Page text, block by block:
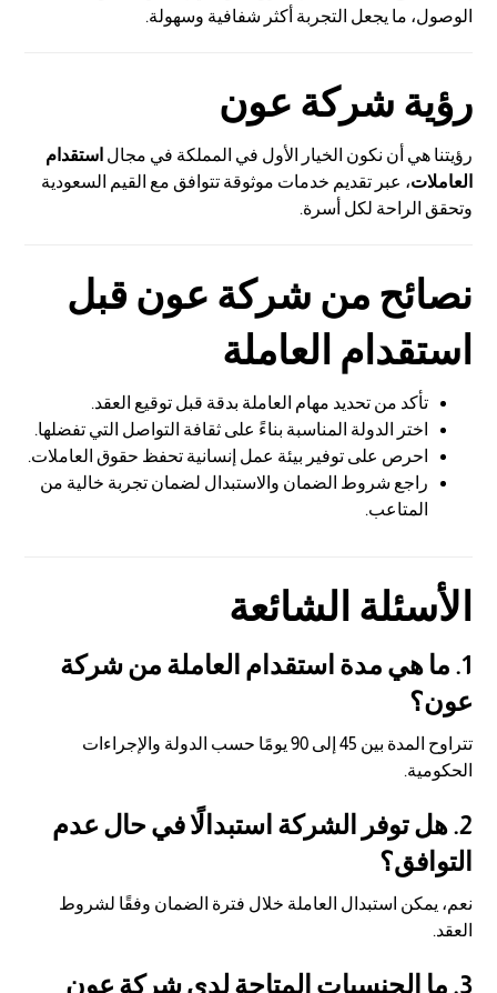
الوصول، ما يجعل التجربة أكثر شفافية وسهولة.
رؤية شركة عون
رؤيتنا هي أن نكون الخيار الأول في المملكة في مجال استقدام
العاملات، عبر تقديم خدمات موثوقة تتوافق مع القيم السعودية
وتحقق الراحة لكل أسرة.
نصائح من شركة عون قبل
استقدام العاملة
تأكد من تحديد مهام العاملة بدقة قبل توقيع العقد.
اختر الدولة المناسبة بناءً على ثقافة التواصل التي تفضلها.
احرص على توفير بيئة عمل إنسانية تحفظ حقوق العاملات.
راجع شروط الضمان والاستبدال لضمان تجربة خالية من
المتاعب.
الأسئلة الشائعة
1. ما هي مدة استقدام العاملة من شركة
عون؟
تتراوح المدة بين 45 إلى 90 يومًا حسب الدولة والإجراءات
الحكومية.
2. هل توفر الشركة استبدالًا في حال عدم
التوافق؟
نعم، يمكن استبدال العاملة خلال فترة الضمان وفقًا لشروط
العقد.
3. ما الجنسيات المتاحة لدى شركة عون